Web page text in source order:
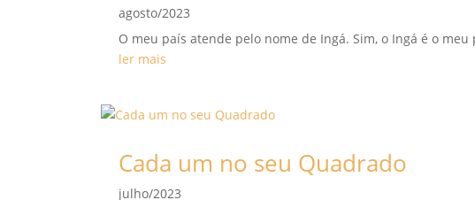
agosto/2023
O meu país atende pelo nome de Ingá. Sim, o Ingá é o
ler mais
Cada um no seu Quadrado
julho/2023